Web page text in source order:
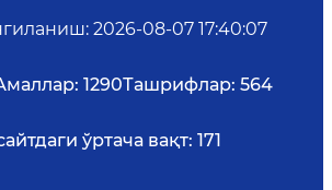
: 2026-08-07 17:40:07
1290Ташрифлар: 564
ўртача вақт: 171